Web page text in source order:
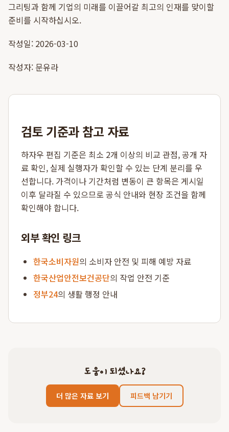
그리팅과 함께 기업의 미래를 이끌어갈 최고의 인재를 맞이할
준비를 시작하십시오.
작성일: 2026-03-10
작성자: 문유라
검토 기준과 참고 자료
하자우 편집 기준은 최소 2개 이상의 비교 관점, 공개 자
료 확인, 실제 실행자가 확인할 수 있는 단계 분리를 우
선합니다. 가격이나 기간처럼 변동이 큰 항목은 게시일
이후 달라질 수 있으므로 공식 안내와 현장 조건을 함께
확인해야 합니다.
외부 확인 링크
한국소비자원의 소비자 안전 및 피해 예방 자료
한국산업안전보건공단의 작업 안전 기준
정부24의 생활 행정 안내
도움이 되셨나요?
더 많은 자료 보기 피드백 남기기